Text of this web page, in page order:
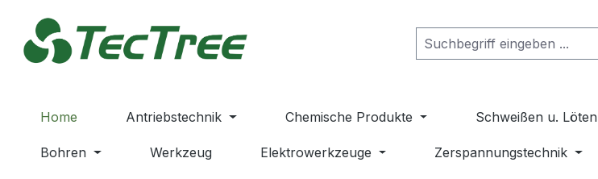
Hauptinhalt springen
Zur Suche springen
Zur Hauptnavigation springen
Home Antriebstechnik Chemische Produkte Schweißen u. Löten
Bohren Werkzeug Elektrowerkzeuge Zerspannungstechnik